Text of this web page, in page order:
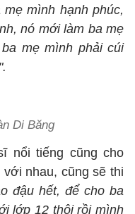
mình hạnh phúc,
nó mới làm ba mẹ
mẹ mình phải cúi
Di Băng
nổi tiếng cũng cho
nhau, cũng sẽ thi
đậu hết, để cho ba
lớp 12 thôi rồi mình